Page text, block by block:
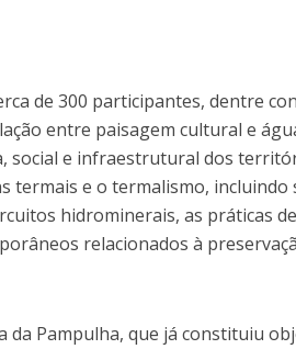
de 300 participantes, dentre
entre paisagem cultural e
social e infraestrutural dos
termais e o termalismo,
hidrominerais, as práticas
relacionados à
da Pampulha, que já constituiu